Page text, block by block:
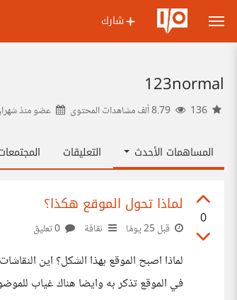
شارك
123normal
عضو منذ
المساهمات الأحدث التعليقات
0
لماذا تحول الموقع هكذا؟
قبل 25 يومًا ثقافة
لماذا اصبح الموقع بهذا الشكل؟ اين
في الموقع تذكر به وايضا هناك غياب